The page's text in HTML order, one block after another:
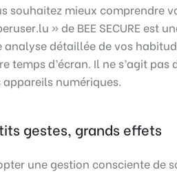
souhaitez mieux comprendre
» de BEE SECURE
analyse détaillée de vos
temps d’écran. Il ne s’agit
appareils numériques.
gestes, grands effets
une gestion consciente de